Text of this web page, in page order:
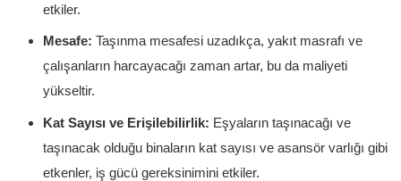
etkiler.
Mesafe: Taşınma mesafesi uzadıkça, yakıt masrafı ve
çalışanların harcayacağı zaman artar, bu da maliyeti
yükseltir.
Kat Sayısı ve Erişilebilirlik: Eşyaların taşınacağı ve
taşınacak olduğu binaların kat sayısı ve asansör varlığı gibi
etkenler, iş gücü gereksinimini etkiler.